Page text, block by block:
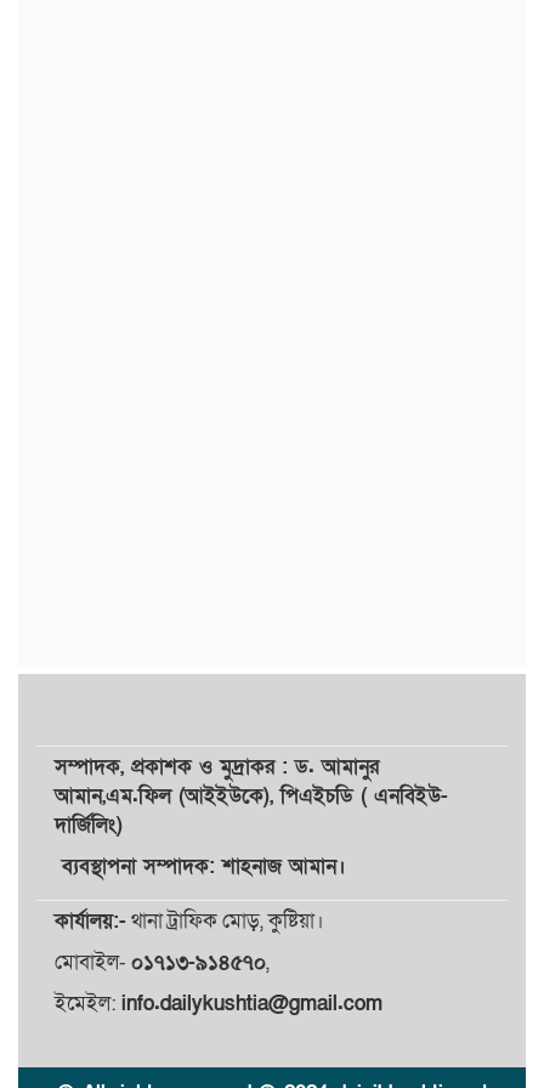
সম্পাদক, প্রকাশকওমুদ্রাকর: ড. আমানুর
আমান,এম.ফিল (আইইউকে), পিএইচডি ( এনবিইউ-
দার্জিলিং)
ব্যবস্থাপনা সম্পাদক: শাহনাজ আমান।
কার্যালয়:-থানা ট্রাফিক মোড়, কুষ্টিয়া।
মোবাইল- ০১৭১৩-৯১৪৫৭০,
ইমেইল: info.dailykushtia@gmail.com